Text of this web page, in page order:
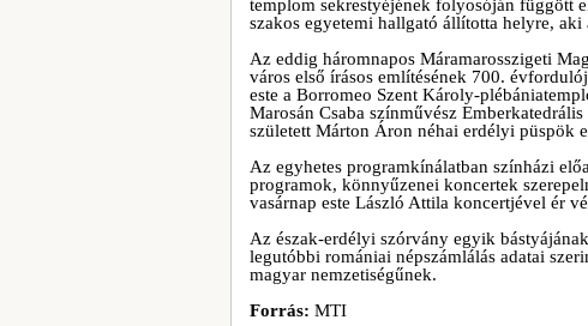
templom sekrestyéjének folyosóján függött
szakos egyetemi hallgató állította helyre,
Az eddig háromnapos Máramarosszigeti
város első írásos említésének 700.
este a Borromeo Szent Károly-
Marosán Csaba színművész
született Márton Áron néhai erdélyi püspök
Az egyhetes programkínálatban színházi
programok, könnyűzenei koncertek
vasárnap este László Attila koncertjével ér
Az észak-erdélyi szórvány egyik
legutóbbi romániai népszámlálás adatai
magyar nemzetiségűnek.
Forrás: MTI